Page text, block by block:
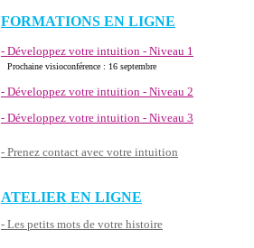
FORMATIONS EN LIGNE
- Développez votre intuition - Niveau 1
Prochaine visioconférence : 16 septembre
- Développez votre intuition - Niveau 2
- Développez votre intuition - Niveau 3
- Prenez contact avec votre intuition
ATELIER EN LIGNE
- Les petits mots de votre histoire